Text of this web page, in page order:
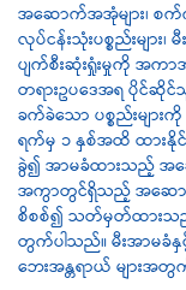
အဆောက်အအုံများ၊ စက်ကိရိ
လုပ်ငန်းသုံးပစ္စည်းများ
ပျက်စီးဆုံးရှုံးမှုကို အက
တရားဥပဒေအရ ပိုင်ဆို
ခက်ခဲသော ပစ္စည်းမျာ
ရက်မှ ၁ နှစ်အထိ ထားနို
ခွဲ၍ အာမခံထားသည့် အ
အကွာတွင်ရှိသည့် အဆောက်
စိစစ်၍ သတ်မှတ်ထားသည့်နှု
တွက်ပါသည်။ မီးအာမခံ
ဘေးအန္တရာယ် များ